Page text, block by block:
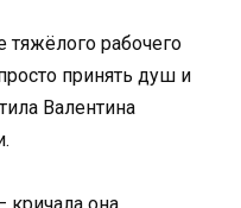
рабочего
принять душ и
Валентина